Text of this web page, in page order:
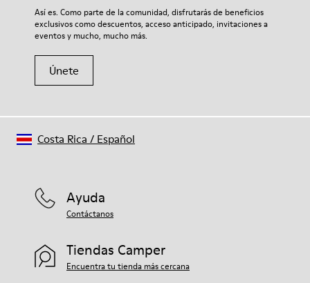
Así es. Como parte de la comunidad, disfrutarás de beneficios
exclusivos como descuentos, acceso anticipado, invitaciones a
eventos y mucho, mucho más.
Únete
Ayuda
Contáctanos
Tiendas Camper
Encuentra tu tienda más cercana
Costa Rica / Español